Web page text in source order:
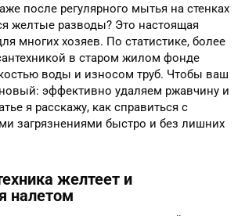
после регулярного мытья на стенках
желтые разводы? Это настоящая
многих хозяев. По статистике, более
в старом жилом фонде
воды и износом труб. Чтобы ваш
эффективно удаляем ржавчину и
я расскажу, как справиться с
загрязнениями быстро и без лишних
желтеет и
налетом